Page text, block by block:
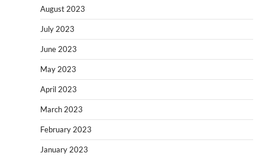
August 2023
July 2023
June 2023
May 2023
April 2023
March 2023
February 2023
January 2023